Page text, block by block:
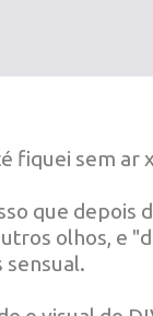
fiquei sem ar
que depois
olhos, e
sensual.